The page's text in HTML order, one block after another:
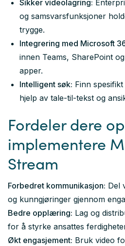
Sikker videolagring:
og samsvarsfunksjoner
trygge.
Integrering med Microsoft
innen Teams, SharePoint
apper.
Intelligent søk: Finn
hjelp av tale-til-tekst og
Fordeler dere
implementere
Stream
Forbedret kommunikasjon: Del
og kunngjøringer gjennom
Bedre opplæring: Lag og
for å styrke ansattes
Økt engasjement: Bruk video